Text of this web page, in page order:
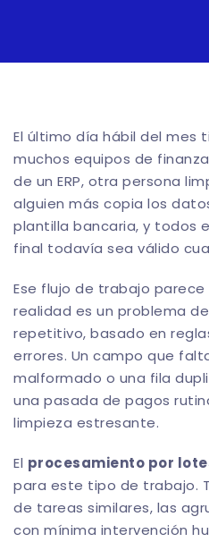
El último día hábil del mes
muchos equipos de
de un ERP, otra persona
alguien más copia los
plantilla bancaria, y todos
final todavía sea válido
Ese flujo de trabajo
realidad es un problema
repetitivo, basado en
errores. Un campo que
malformado o una fila
una pasada de pagos
limpieza estresante.
El procesamiento por
para este tipo de trabajo.
de tareas similares, las
con mínima intervención